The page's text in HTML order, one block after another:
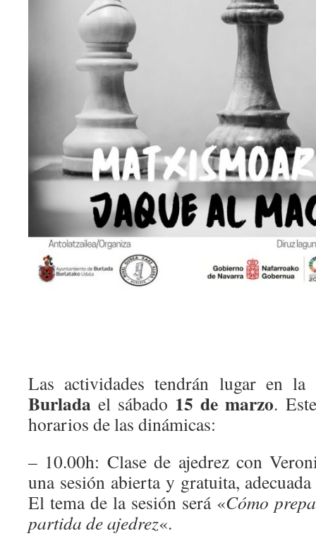
Las actividades tendrán lugar en la
Burlada el sábado 15 de marzo.
horarios de las dinámicas:
– 10.00h: Clase de ajedrez con
una sesión abierta y gratuita,
El tema de la sesión será «Cómo
partida de ajedrez«.